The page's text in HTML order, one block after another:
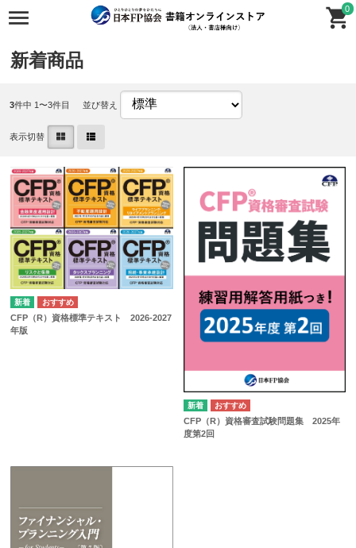
0
新着商品
3件中 1〜3件目 並び替え
表示切替
CFP（R）資格標準テキスト 2026-2027
年版
CFP（R）資格審査試験問題集 2025年
度第2回